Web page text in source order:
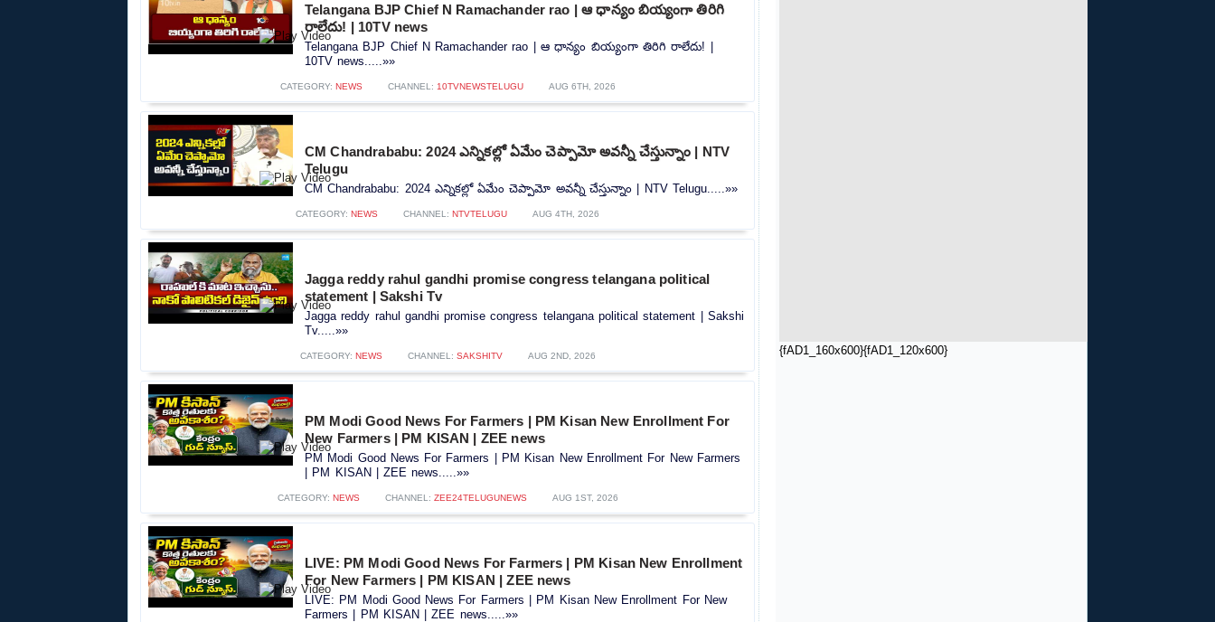
{fAD1_160x600}{fAD1_120x600}
Telangana BJP Chief N Ramachander rao | ఆ ధాన్యం బియ్యంగా తిరిగి
రాలేదు! | 10TV news
Telangana BJP Chief N Ramachander rao | ఆ ధాన్యం బియ్యంగా తిరిగి రాలేదు! |
10TV news.....»»
CATEGORY: NEWS CHANNEL: 10TVNEWSTELUGU AUG 6TH, 2026
CM Chandrababu: 2024 ఎన్నికల్లో ఏమేం చెప్పామో అవన్నీ చేస్తున్నాం | NTV
Telugu
CM Chandrababu: 2024 ఎన్నికల్లో ఏమేం చెప్పామో అవన్నీ చేస్తున్నాం | NTV Telugu.....»»
CATEGORY: NEWS CHANNEL: NTVTELUGU AUG 4TH, 2026
Jagga reddy rahul gandhi promise congress telangana political
statement | Sakshi Tv
Jagga reddy rahul gandhi promise congress telangana political statement | Sakshi
Tv.....»»
CATEGORY: NEWS CHANNEL: SAKSHITV AUG 2ND, 2026
PM Modi Good News For Farmers | PM Kisan New Enrollment For
New Farmers | PM KISAN | ZEE news
PM Modi Good News For Farmers | PM Kisan New Enrollment For New Farmers
| PM KISAN | ZEE news.....»»
CATEGORY: NEWS CHANNEL: ZEE24TELUGUNEWS AUG 1ST, 2026
LIVE: PM Modi Good News For Farmers | PM Kisan New Enrollment
For New Farmers | PM KISAN | ZEE news
LIVE: PM Modi Good News For Farmers | PM Kisan New Enrollment For New
Farmers | PM KISAN | ZEE news.....»»